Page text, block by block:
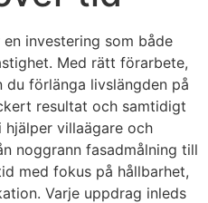
investering som både
Med rätt förarbete,
förlänga livslängden på
resultat och samtidigt
villaägare och
noggrann fasadmålning till
med fokus på hållbarhet,
Varje uppdrag inleds